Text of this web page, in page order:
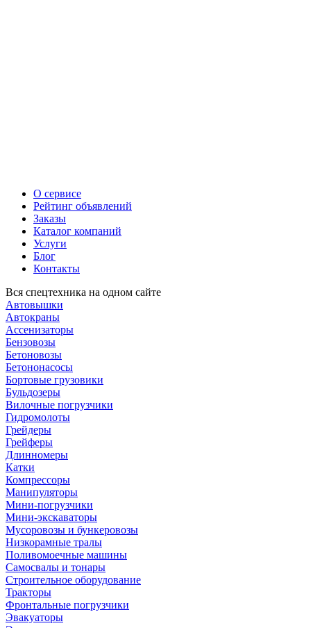
О сервисе
Рейтинг объявлений
Заказы
Каталог компаний
Услуги
Блог
Контакты
Вся спецтехника на одном сайте
Автовышки
Автокраны
Ассенизаторы
Бензовозы
Бетоновозы
Бетононасосы
Бортовые грузовики
Бульдозеры
Вилочные погрузчики
Гидромолоты
Грейдеры
Грейферы
Длинномеры
Катки
Компрессоры
Манипуляторы
Мини-погрузчики
Мини-экскаваторы
Мусоровозы и бункеровозы
Низкорамные тралы
Поливомоечные машины
Самосвалы и тонары
Строительное оборудование
Тракторы
Фронтальные погрузчики
Эвакуаторы